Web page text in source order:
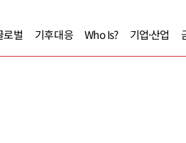
로벌 기후대응 Who Is? 기업·산업